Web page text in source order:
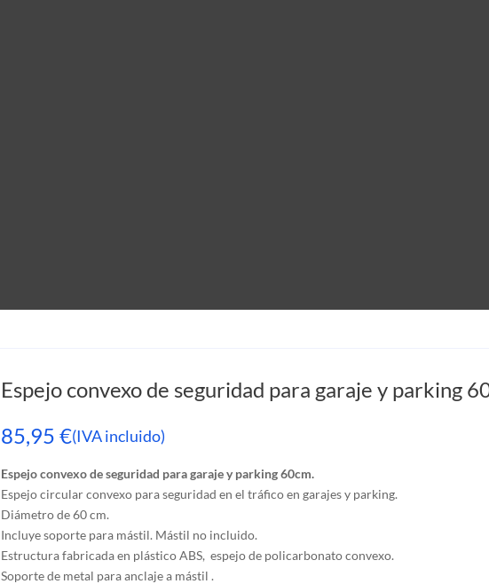
Espejo convexo de seguridad para garaje y parking
85,95 €(IVA incluido)
Espejo convexo de seguridad para garaje y parking 60cm.
Espejo circular convexo para seguridad en el tráfico en garajes y parking.
Diámetro de 60 cm.
Incluye soporte para mástil. Mástil no incluido.
Estructura fabricada en plástico ABS, espejo de policarbonato convexo.
Soporte de metal para anclaje a mástil .